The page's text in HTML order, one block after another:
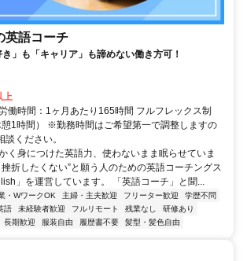
英語コーチ
」も「キャリア」も諦めない働き方可！
上
働時間：1ヶ月あたり165時間 フルフレックス制
憩1時間） ※勤務時間はご希望第一で調整しますの
ください。
く身につけた英語力、使わないまま眠らせていま
折したくない”と願う人のための英語コーチングス
」を運営しています。 「英語コーチ」と聞...
・WワークOK 主婦・主夫歓迎 フリーター歓迎
学歴不問
語 未経験者歓迎 フルリモート 残業なし
研修あり
長期歓迎 服装自由 履歴書不要 髪型・髪色自由